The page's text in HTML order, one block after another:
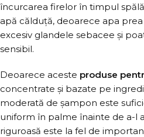
încurcarea firelor în timpul
apă călduță, deoarece apa
excesiv glandele sebacee și
sensibil.
Deoarece aceste produse
concentrate și bazate pe
moderată de șampon este
uniform în palme înainte de a-l
riguroasă este la fel de